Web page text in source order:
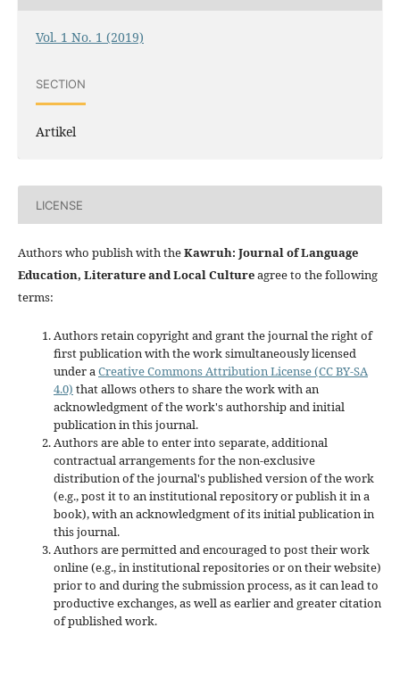
Vol. 1 No. 1 (2019)
SECTION
Artikel
LICENSE
Authors who publish with theKawruh: Journal of Language
Education, Literature and Local Cultureagree to the following
terms:
Authors retain copyright and grant the journal the right of
first publication with the work simultaneously licensed
under aCreative Commons Attribution License (CC BY-SA
4.0) that allows others to share the work with an
acknowledgment of the work's authorship and initial
publication in this journal.
Authors are able to enter into separate, additional
contractual arrangements for the non-exclusive
distribution of the journal's published version of the work
(e.g., post it to an institutional repository or publish it in a
book), with an acknowledgment of its initial publication in
this journal.
Authors are permitted and encouraged to post their work
online (e.g., in institutional repositories or on their website)
prior to and during the submission process, as it can lead to
productive exchanges, as well as earlier and greater citation
of published work.